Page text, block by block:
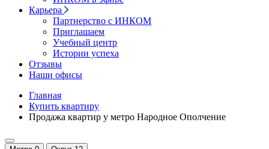
Карьера
Партнерство с ИНКОМ
Приглашаем
Учебный центр
Истории успеха
Отзывы
Наши офисы
Главная
Купить квартиру
Продажа квартир у метро Народное Ополчение